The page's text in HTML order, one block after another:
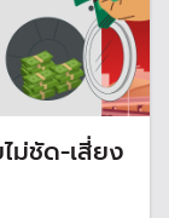
ม่ชัด-เสี่ยง